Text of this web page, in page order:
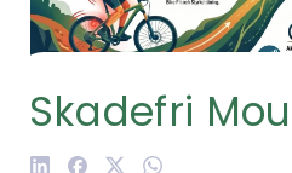
Skadefri